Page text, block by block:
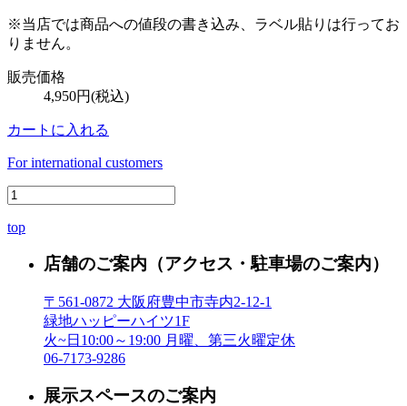
※当店では商品への値段の書き込み、ラベル貼りは行ってお
りません。
販売価格
4,950円(税込)
カートに入れる
For international customers
top
店舗のご案内 （アクセス・駐車場のご案内）
〒561-0872 大阪府豊中市寺内2-12-1
緑地ハッピーハイツ1F
火~日10:00～19:00 月曜、第三火曜定休
06-7173-9286
展示スペースのご案内